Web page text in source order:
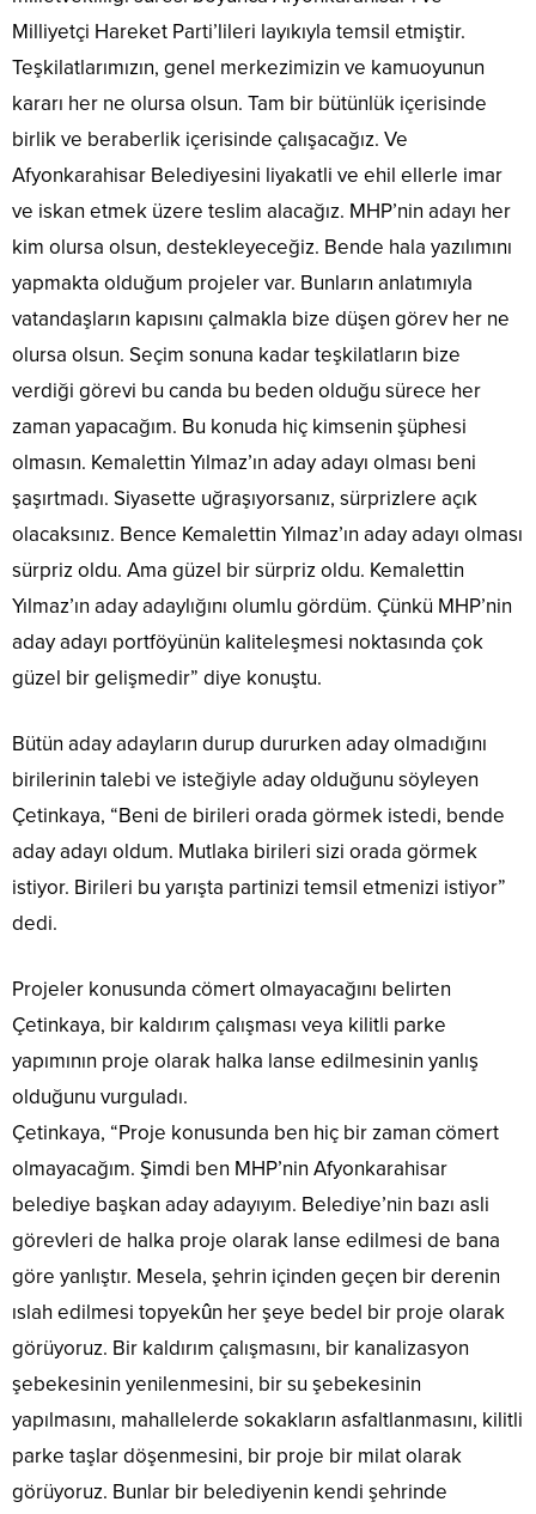
Milliyetçi Hareket Parti’lileri layıkıyla temsil etmiştir.
Teşkilatlarımızın, genel merkezimizin ve kamuoyunun
kararı her ne olursa olsun. Tam bir bütünlük içerisinde
birlik ve beraberlik içerisinde çalışacağız. Ve
Afyonkarahisar Belediyesini liyakatli ve ehil ellerle imar
ve iskan etmek üzere teslim alacağız. MHP’nin adayı her
kim olursa olsun, destekleyeceğiz. Bende hala yazılımını
yapmakta olduğum projeler var. Bunların anlatımıyla
vatandaşların kapısını çalmakla bize düşen görev her ne
olursa olsun. Seçim sonuna kadar teşkilatların bize
verdiği görevi bu canda bu beden olduğu sürece her
zaman yapacağım. Bu konuda hiç kimsenin şüphesi
olmasın. Kemalettin Yılmaz’ın aday adayı olması beni
şaşırtmadı. Siyasette uğraşıyorsanız, sürprizlere açık
olacaksınız. Bence Kemalettin Yılmaz’ın aday adayı olması
sürpriz oldu. Ama güzel bir sürpriz oldu. Kemalettin
Yılmaz’ın aday adaylığını olumlu gördüm. Çünkü MHP’nin
aday adayı portföyünün kaliteleşmesi noktasında çok
güzel bir gelişmedir” diye konuştu.
Bütün aday adayların durup dururken aday olmadığını
birilerinin talebi ve isteğiyle aday olduğunu söyleyen
Çetinkaya, “Beni de birileri orada görmek istedi, bende
aday adayı oldum. Mutlaka birileri sizi orada görmek
istiyor. Birileri bu yarışta partinizi temsil etmenizi istiyor”
dedi.
Projeler konusunda cömert olmayacağını belirten
Çetinkaya, bir kaldırım çalışması veya kilitli parke
yapımının proje olarak halka lanse edilmesinin yanlış
olduğunu vurguladı.
Çetinkaya, “Proje konusunda ben hiç bir zaman cömert
olmayacağım. Şimdi ben MHP’nin Afyonkarahisar
belediye başkan aday adayıyım. Belediye’nin bazı asli
görevleri de halka proje olarak lanse edilmesi de bana
göre yanlıştır. Mesela, şehrin içinden geçen bir derenin
ıslah edilmesi topyekûn her şeye bedel bir proje olarak
görüyoruz. Bir kaldırım çalışmasını, bir kanalizasyon
şebekesinin yenilenmesini, bir su şebekesinin
yapılmasını, mahallelerde sokakların asfaltlanmasını, kilitli
parke taşlar döşenmesini, bir proje bir milat olarak
görüyoruz. Bunlar bir belediyenin kendi şehrinde